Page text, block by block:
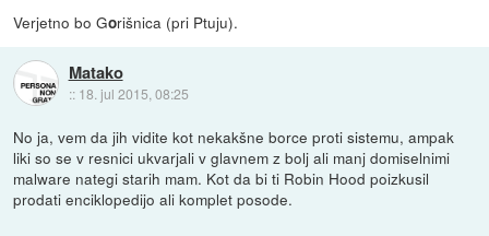
Verjetno bo Gorišnica (pri Ptuju).
Matako
:: 18. jul 2015, 08:25
No ja, vem da jih vidite kot nekakšne borce proti sistemu, ampak
liki so se v resnici ukvarjali v glavnem z bolj ali manj domiselnimi
malware nategi starih mam. Kot da bi ti Robin Hood poizkusil
prodati enciklopedijo ali komplet posode.